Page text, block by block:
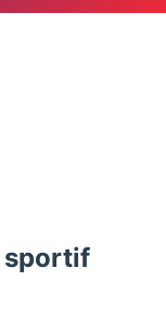
sportif